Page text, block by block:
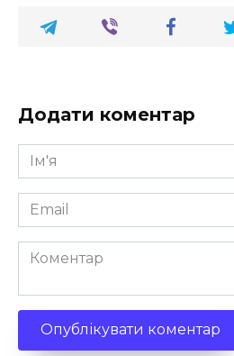
Додати коментар
Ім'я
*
Email
*
Коментар